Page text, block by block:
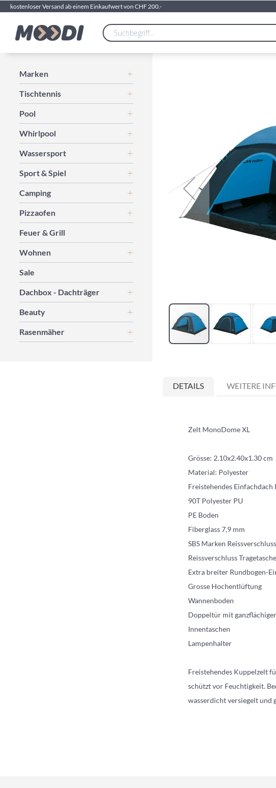
kostenloser Versand ab einem Einkaufwert von CHF 200.-
Bildgalerie
DETAILS
Zelt MonoDome XL
Grösse: 2.10x2.40x1.30 cm
Material: Polyester
Freistehendes Einfachdach
90T Polyester PU
PE Boden
Fiberglass 7,9 mm
SBS Marken Reissverschluss
Reissverschluss Tragetasche
Extra breiter Rundbogen-
Grosse Hochentlüftung
Wannenboden
Doppeltür mit
Innentaschen
Lampenhalter
Freistehendes Kuppelzelt
schützt vor Feuchtigkeit.
wasserdicht versiegelt und
WEITERE
Marken
Tischtennis
Pool
Whirlpool
Wassersport
Sport & Spiel
Camping
Pizzaofen
Feuer & Grill
Wohnen
Sale
Dachbox - Dachträger
Beauty
Rasenmäher